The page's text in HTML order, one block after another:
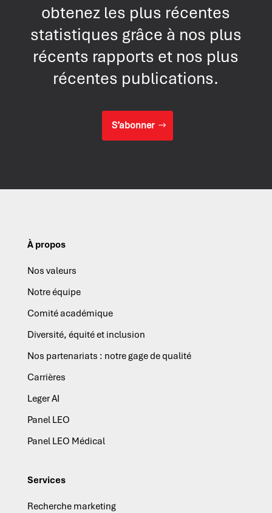
obtenez les plus récentes
statistiques grâce à nos plus
récents rapports et nos plus
récentes publications.
S’abonner
À propos
Nos valeurs
Notre équipe
Comité académique
Diversité, équité et inclusion
Nos partenariats : notre gage de qualité
Carrières
Leger AI
Panel LEO
Panel LEO Médical
Services
Recherche marketing